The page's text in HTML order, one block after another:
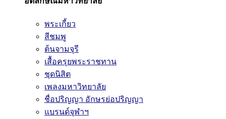
พระเกี้ยว
สีชมพู
ต้นจามจุรี
เสื้อครุยพระราชทาน
ชุดนิสิต
เพลงมหาวิทยาลัย
ชื่อปริญญา อักษรย่อปริญญา
แบรนด์จุฬาฯ